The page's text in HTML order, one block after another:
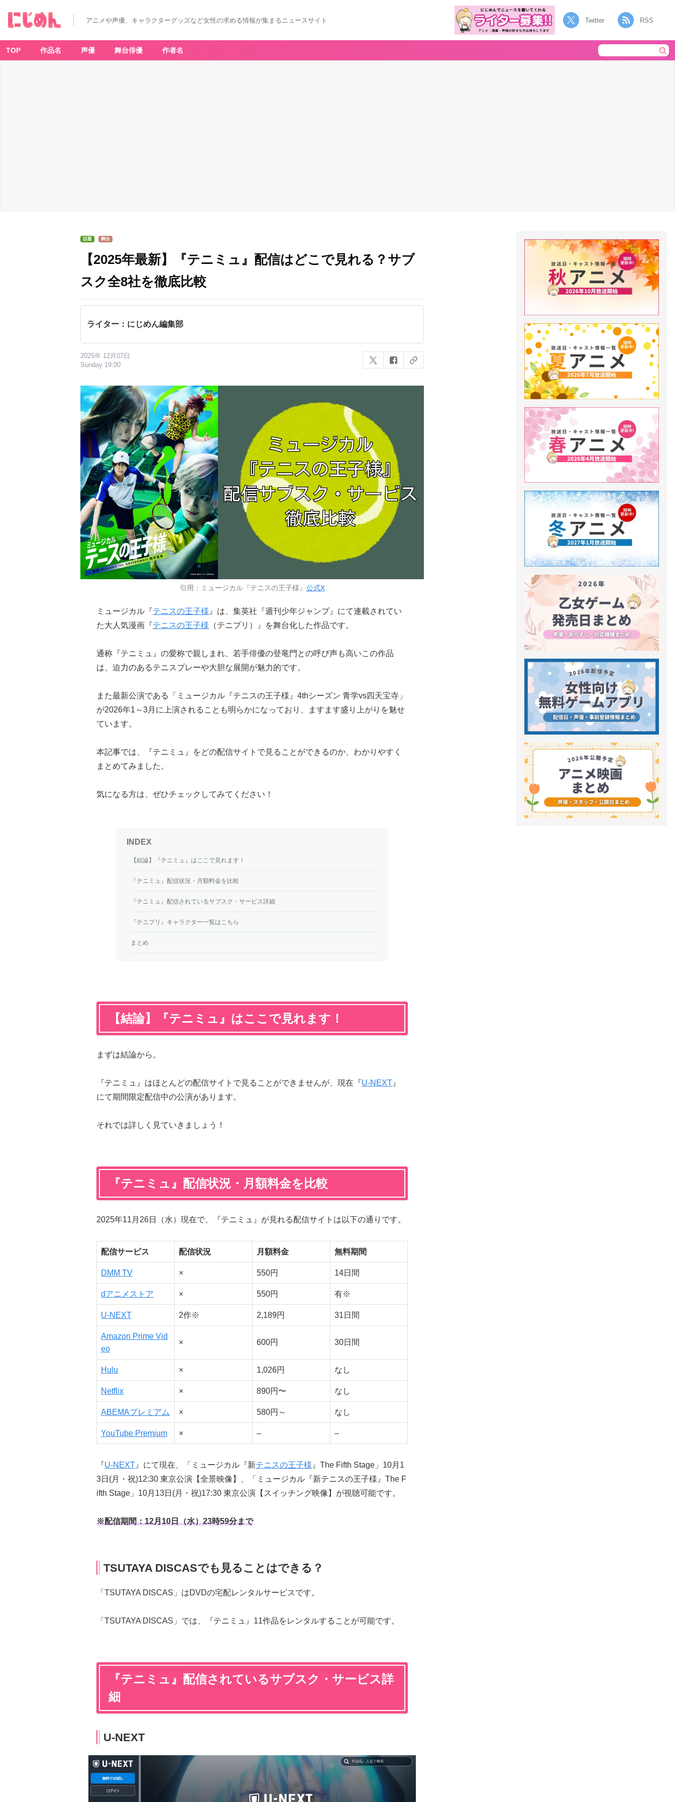
アニメや声優、キャラクターグッズなど女性の求める情報が集まるニュースサイト Twitter RSS
TOP 作品名 声優 舞台俳優 作者名
話題 舞台
【2025年最新】『テニミュ』配信はどこで見れる？サブ
スク全8社を徹底比較
ライター：にじめん編集部
2025年 12月07日
Sunday 19:00
引用：ミュージカル『テニスの王子様』 公式X
ミュージカル『テニスの王子様 』は、集英社『週刊少年ジャンプ』にて連載されてい
た大人気漫画『テニスの王子様 （テニプリ）』を舞台化した作品です。
通称『テニミュ』の愛称で親しまれ、若手俳優の登竜門との呼び声も高いこの作品
は、迫力のあるテニスプレーや大胆な展開が魅力的です。
また最新公演である「ミュージカル『テニスの王子様』4thシーズン 青学vs四天宝寺」
が2026年1～3月に上演されることも明らかになっており、ますます盛り上がりを魅せ
ています。
本記事では、『テニミュ』をどの配信サイトで見ることができるのか、わかりやすく
まとめてみました。
気になる方は、ぜひチェックしてみてください！
【結論】『テニミュ』はここで見れます！
『テニミュ』配信状況・月額料金を比較
『テニミュ』配信されているサブスク・サービス詳細
『テニプリ』キャラクター一覧はこちら
まとめ
【結論】『テニミュ』はここで見れます！
まずは結論から。
『テニミュ』はほとんどの配信サイトで見ることができませんが、現在『U-NEXT 』
にて期間限定配信中の公演があります。
それでは詳しく見ていきましょう！
『テニミュ』配信状況・月額料金を比較
2025年11月26日（水）現在で、『テニミュ』が見れる配信サイトは以下の通りです。
配信サービス 配信状況 月額料金 無料期間
DMM TV × 550円 14日間
dアニメストア × 550円 有※
U-NEXT 2作※ 2,189円 31日間
Amazon Prime Vid
eo
× 600円 30日間
Hulu × 1,026円 なし
Netflix × 890円〜 なし
ABEMAプレミアム × 580円～ なし
YouTube Premium × – –
『U-NEXT 』にて現在、「ミュージカル『新テニスの王子様 』The Fifth Stage」10月1
3日(月・祝)12:30 東京公演【全景映像】、「ミュージカル『新テニスの王子様』The F
ifth Stage」10月13日(月・祝)17:30 東京公演【スイッチング映像】が視聴可能です。
※配信期間：12月10日（水）23時59分まで
TSUTAYA DISCASでも見ることはできる？
「TSUTAYA DISCAS」はDVDの宅配レンタルサービスです。
「TSUTAYA DISCAS」では、『テニミュ』11作品をレンタルすることが可能です。
『テニミュ』配信されているサブスク・サービス詳
細
U-NEXT